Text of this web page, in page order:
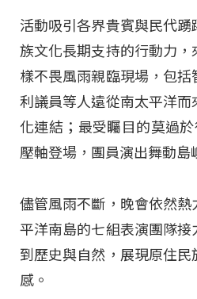
活動吸引各界貴賓與民代
族文化長期支持的行動力，
樣不畏風雨親臨現場，包
利議員等人遠從南太平洋
化連結；最受矚目的莫過
壓軸登場，團員演出舞動島
儘管風雨不斷，晚會依然
平洋南島的七組表演團隊
到歷史與自然，展現原住
感。